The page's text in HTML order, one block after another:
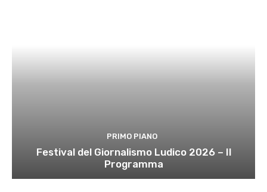
PRIMO PIANO
Festival del Giornalismo Ludico 2026 – Il
Programma